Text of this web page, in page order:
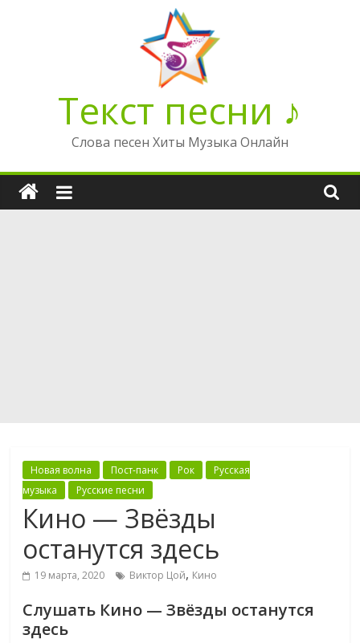
Текст песни ♪
Слова песен Хиты Музыка Онлайн
Новая волна Пост-панк Рок
Русская
музыка
Русские песни
Кино — Звёзды
останутся здесь
19 марта, 2020 Виктор Цой, Кино
Слушать Кино — Звёзды останутся
здесь